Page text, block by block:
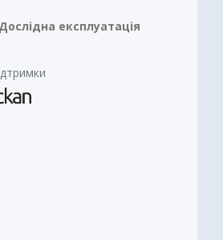
Дослідна експлуатація